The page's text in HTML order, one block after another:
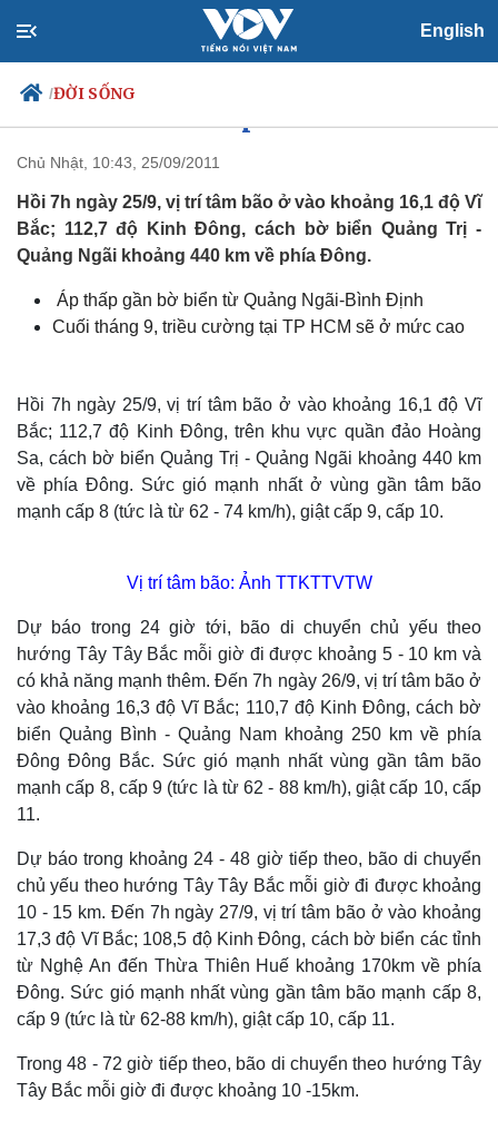
English
/ĐỜI SỐNG
Chính trị
Đảng
Tổ chức nhân sự
Quốc hội
Nhận diện sự thật
Xã hội
Tin 24h
Dự báo thời tiết
Dấu ấn VOV
Việc làm
Chủ Nhật, 10:43, 25/09/2011
Hồi 7h ngày 25/9, vị trí tâm bão ở vào khoảng 16,1 độ Vĩ
Bắc; 112,7 độ Kinh Đông, cách bờ biển Quảng Trị -
Quảng Ngãi khoảng 440 km về phía Đông.
Áp thấp gần bờ biển từ Quảng Ngãi-Bình Định
Cuối tháng 9, triều cường tại TP HCM sẽ ở mức cao
Hồi 7h ngày 25/9, vị trí tâm bão ở vào khoảng 16,1 độ Vĩ
Bắc; 112,7 độ Kinh Đông, trên khu vực quần đảo Hoàng
Sa, cách bờ biển Quảng Trị - Quảng Ngãi khoảng 440 km
về phía Đông. Sức gió mạnh nhất ở vùng gần tâm bão
mạnh cấp 8 (tức là từ 62 - 74 km/h), giật cấp 9, cấp 10.
Vị trí tâm bão: Ảnh TTKTTVTW
Dự báo trong 24 giờ tới, bão di chuyển chủ yếu theo
hướng Tây Tây Bắc mỗi giờ đi được khoảng 5 - 10 km và
có khả năng mạnh thêm. Đến 7h ngày 26/9, vị trí tâm bão ở
vào khoảng 16,3 độ Vĩ Bắc; 110,7 độ Kinh Đông, cách bờ
biển Quảng Bình - Quảng Nam khoảng 250 km về phía
Đông Đông Bắc. Sức gió mạnh nhất vùng gần tâm bão
mạnh cấp 8, cấp 9 (tức là từ 62 - 88 km/h), giật cấp 10, cấp
11.
Dự báo trong khoảng 24 - 48 giờ tiếp theo, bão di chuyển
chủ yếu theo hướng Tây Tây Bắc mỗi giờ đi được khoảng
10 - 15 km. Đến 7h ngày 27/9, vị trí tâm bão ở vào khoảng
17,3 độ Vĩ Bắc; 108,5 độ Kinh Đông, cách bờ biển các tỉnh
từ Nghệ An đến Thừa Thiên Huế khoảng 170km về phía
Đông. Sức gió mạnh nhất vùng gần tâm bão mạnh cấp 8,
cấp 9 (tức là từ 62-88 km/h), giật cấp 10, cấp 11.
Trong 48 - 72 giờ tiếp theo, bão di chuyển theo hướng Tây
Tây Bắc mỗi giờ đi được khoảng 10 -15km.